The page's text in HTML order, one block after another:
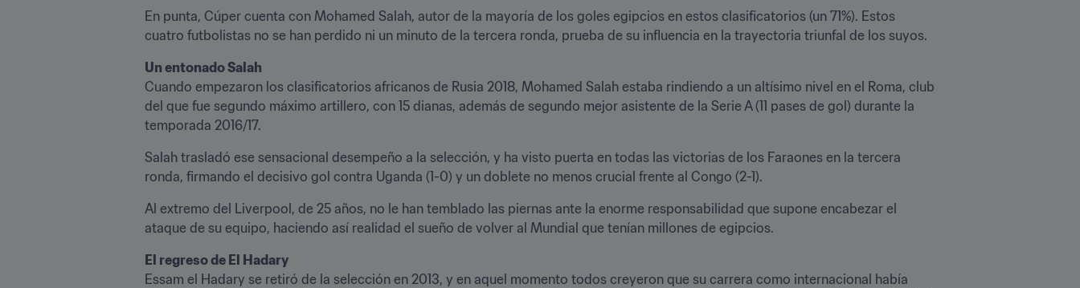
En punta, Cúper cuenta con Mohamed Salah, autor de la mayoría de los goles egipcios en estos clasificatorios (un 71%). Estos
cuatro futbolistas no se han perdido ni un minuto de la tercera ronda, prueba de su influencia en la trayectoria triunfal de los suyos.
Cuando empezaron los clasificatorios africanos de Rusia 2018, Mohamed Salah estaba rindiendo a un altísimo nivel en el Roma, club
del que fue segundo máximo artillero, con 15 dianas, además de segundo mejor asistente de la Serie A (11 pases de gol) durante la
temporada 2016/17.
Salah trasladó ese sensacional desempeño a la selección, y ha visto puerta en todas las victorias de los Faraones en la tercera
ronda, firmando el decisivo gol contra Uganda (1-0) y un doblete no menos crucial frente al Congo (2-1).
Al extremo del Liverpool, de 25 años, no le han temblado las piernas ante la enorme responsabilidad que supone encabezar el
ataque de su equipo, haciendo así realidad el sueño de volver al Mundial que tenían millones de egipcios.
El regreso de El Hadary
Essam el Hadary se retiró de la selección en 2013, y en aquel momento todos creyeron que su carrera como internacional había